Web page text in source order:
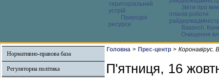
територіальний
устрій
Природні
ресурси
Звіти про
планів роботи
Вакансії.
Очищення
Нормативно-правова база
Регуляторна політика
Головна > Прес-центр > Коронавірус.
П'ятниця, 16